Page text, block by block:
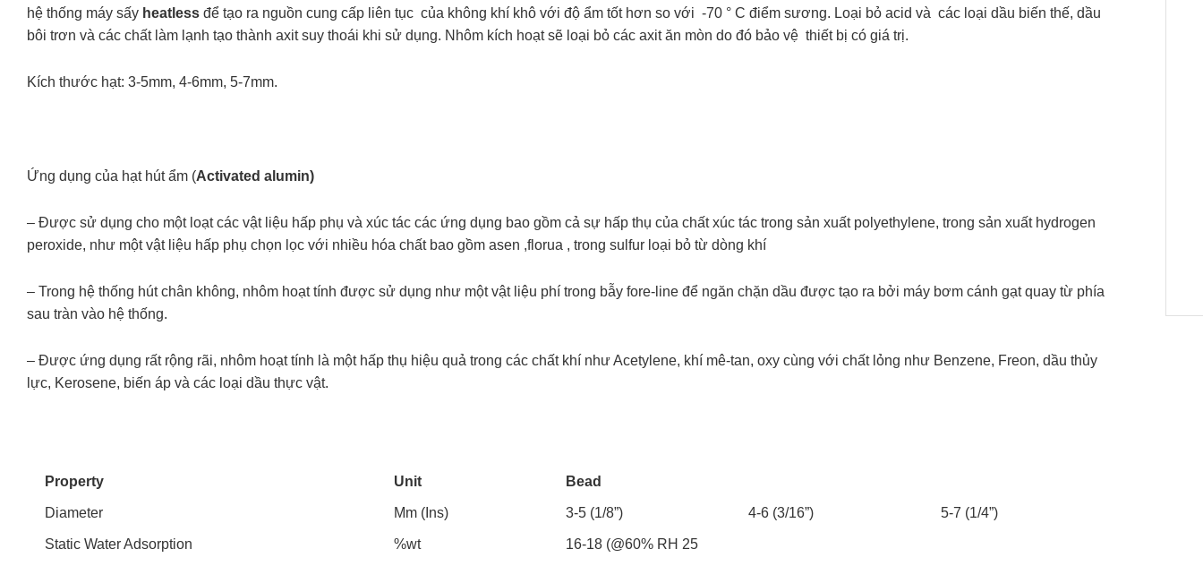
hệ thống máy sấy heatless để tạo ra nguồn cung cấp liên tục của không khí khô với độ ẩm tốt hơn so với -70 ° C điểm sương. Loại bỏ acid và các loại dầu biến thế, dầu
bôi trơn và các chất làm lạnh tạo thành axit suy thoái khi sử dụng. Nhôm kích hoạt sẽ loại bỏ các axit ăn mòn do đó bảo vệ thiết bị có giá trị.
Kích thước hạt: 3-5mm, 4-6mm, 5-7mm.
Ứng dụng của hạt hút ẩm (Activated alumin)
– Được sử dụng cho một loạt các vật liệu hấp phụ và xúc tác các ứng dụng bao gồm cả sự hấp thụ của chất xúc tác trong sản xuất polyethylene, trong sản xuất hydrogen
peroxide, như một vật liệu hấp phụ chọn lọc với nhiều hóa chất bao gồm asen ,florua , trong sulfur loại bỏ từ dòng khí
– Trong hệ thống hút chân không, nhôm hoạt tính được sử dụng như một vật liệu phí trong bẫy fore-line để ngăn chặn dầu được tạo ra bởi máy bơm cánh gạt quay từ phía
sau tràn vào hệ thống.
– Được ứng dụng rất rộng rãi, nhôm hoạt tính là một hấp thụ hiệu quả trong các chất khí như Acetylene, khí mê-tan, oxy cùng với chất lỏng như Benzene, Freon, dầu thủy
lực, Kerosene, biến áp và các loại dầu thực vật.
Property Unit Bead
Diameter Mm (Ins) 3-5 (1/8”) 4-6 (3/16”) 5-7 (1/4”)
Static Water Adsorption %wt 16-18 (@60% RH 25